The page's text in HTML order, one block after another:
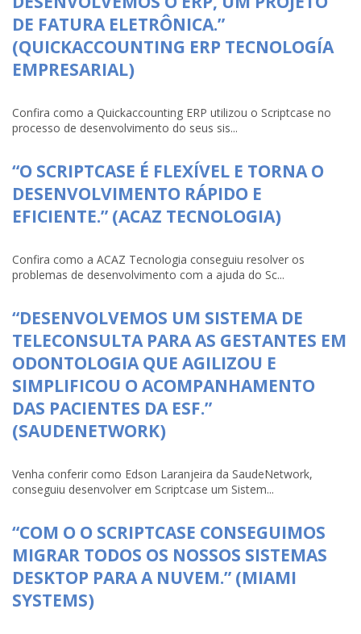
DE FATURA ELETRÔNICA.”
(QUICKACCOUNTING ERP TECNOLOGÍA
EMPRESARIAL)
Confira como a Quickaccounting ERP utilizou o Scriptcase no
processo de desenvolvimento do seus sis...
“O SCRIPTCASE É FLEXÍVEL E TORNA O
DESENVOLVIMENTO RÁPIDO E
EFICIENTE.” (ACAZ TECNOLOGIA)
Confira como a ACAZ Tecnologia conseguiu resolver os
problemas de desenvolvimento com a ajuda do Sc...
“DESENVOLVEMOS UM SISTEMA DE
TELECONSULTA PARA AS GESTANTES EM
ODONTOLOGIA QUE AGILIZOU E
SIMPLIFICOU O ACOMPANHAMENTO
DAS PACIENTES DA ESF.”
(SAUDENETWORK)
Venha conferir como Edson Laranjeira da SaudeNetwork,
conseguiu desenvolver em Scriptcase um Sistem...
“COM O O SCRIPTCASE CONSEGUIMOS
MIGRAR TODOS OS NOSSOS SISTEMAS
DESKTOP PARA A NUVEM.” (MIAMI
SYSTEMS)